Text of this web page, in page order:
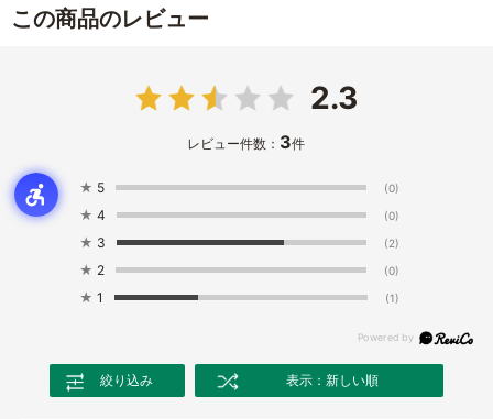
この商品のレビュー
2.3
レビュー件数： 3件
★ 5 (0)
★ 4 (0)
★ 3 (2)
★ 2 (0)
★ 1 (1)
絞り込み 表示：新しい順